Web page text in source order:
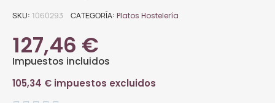
SKU 1060293 CATEGORÍA Platos Hostelería
127,46 €
Impuestos incluidos
105,34 € impuestos excluidos